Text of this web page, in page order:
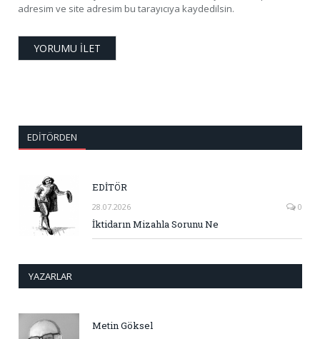
adresim ve site adresim bu tarayıcıya kaydedilsin.
EDITÖRDEN
EDİTÖR
28.07.2026 0
İktidarın Mizahla Sorunu Ne
YAZARLAR
Metin Göksel